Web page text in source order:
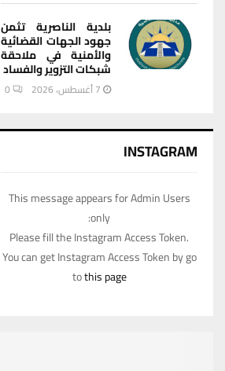
بلدية الناصرية تثمن
جهود الجهات القضائية
والأمنية في ملاحقة
شبكات التزوير والفساد
7 أغسطس، 2026 0
INSTAGRAM
This message appears for Admin Users
only:
Please fill the Instagram Access Token.
You can get Instagram Access Token by go
tothis page